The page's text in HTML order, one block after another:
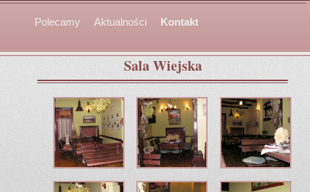
do
tekstu
do
widgetów
Polecamy Aktualności Kontakt
Sala Wiejska